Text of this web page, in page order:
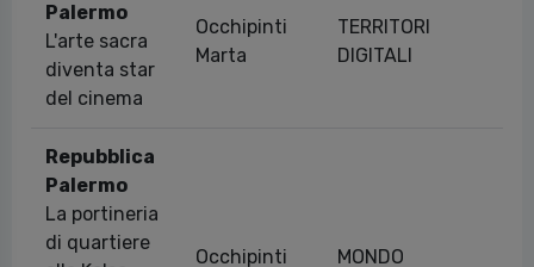
Palermo
L'arte sacra
diventa star
del cinema
Occhipinti
Marta
TERRITORI
DIGITALI
Repubblica
Palermo
La portineria
di quartiere
Occhipinti
MONDO